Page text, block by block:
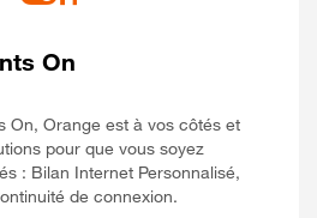
On
On, Orange est à vos côtés et
pour que vous soyez
: Bilan Internet Personnalisé,
de connexion.